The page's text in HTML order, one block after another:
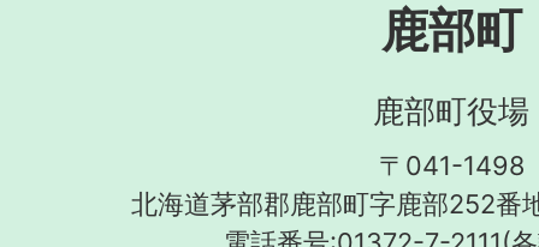
鹿部町
鹿部町役場
〒041-1498
北海道茅部郡鹿部町字鹿部252番